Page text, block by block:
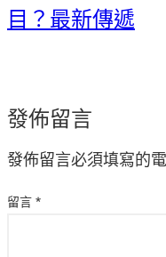
目？最新傳遞
發佈留言
發佈留言必須填寫的
留言 *